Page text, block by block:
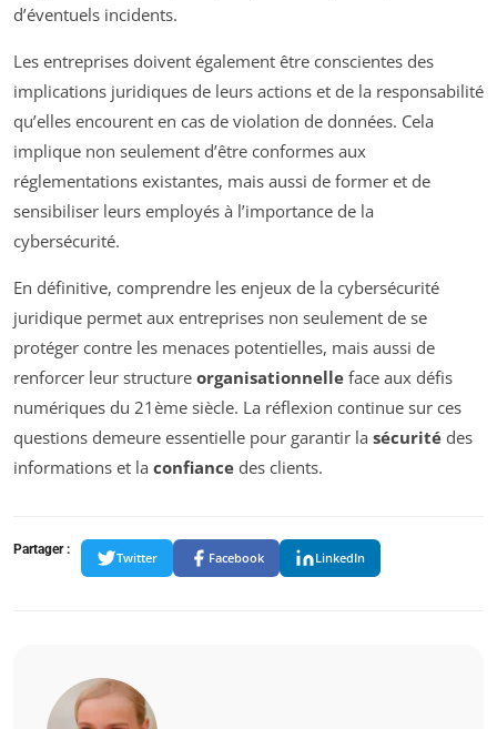
d’éventuels incidents.
Les entreprises doivent également être conscientes des
implications juridiques de leurs actions et de la responsabilité
qu’elles encourent en cas de violation de données. Cela
implique non seulement d’être conformes aux
réglementations existantes, mais aussi de former et de
sensibiliser leurs employés à l’importance de la
cybersécurité.
En définitive, comprendre les enjeux de la cybersécurité
juridique permet aux entreprises non seulement de se
protéger contre les menaces potentielles, mais aussi de
renforcer leur structure organisationnelle face aux défis
numériques du 21ème siècle. La réflexion continue sur ces
questions demeure essentielle pour garantir la sécurité des
informations et la confiance des clients.
Partager :
Twitter Facebook LinkedIn